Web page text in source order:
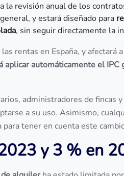
la revisión anual de los
y estará diseñado para
, sin seguir directamente la
rentas en España, y afectará
aplicar automáticamente el IPC
administradores de fincas
a su uso. Asimismo,
para tener en cuenta este
y 3 % en